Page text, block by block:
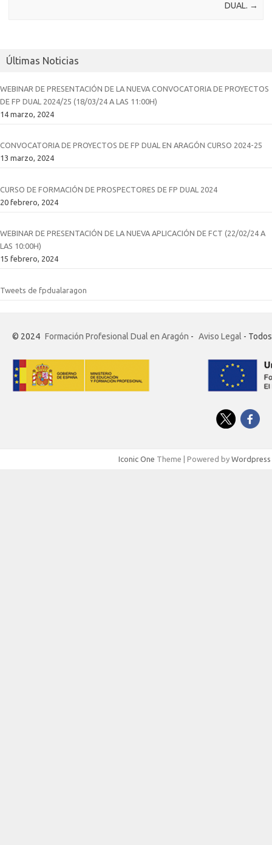
DUAL. →
Últimas Noticias
WEBINAR DE PRESENTACIÓN DE LA NUEVA CONVOCATORIA DE PROYECTOS
DE FP DUAL 2024/25 (18/03/24 A LAS 11:00H)
14 marzo, 2024
CONVOCATORIA DE PROYECTOS DE FP DUAL EN ARAGÓN CURSO 2024-25
13 marzo, 2024
CURSO DE FORMACIÓN DE PROSPECTORES DE FP DUAL 2024
20 febrero, 2024
WEBINAR DE PRESENTACIÓN DE LA NUEVA APLICACIÓN DE FCT (22/02/24 A
LAS 10:00H)
15 febrero, 2024
Tweets de fpdualaragon
© 2024 Formación Profesional Dual en Aragón - Aviso Legal -
Iconic One Theme | Powered by Wordpress